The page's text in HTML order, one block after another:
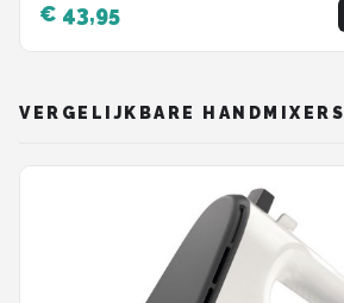
€ 43,95
VERGELIJKBARE HANDMIXERS